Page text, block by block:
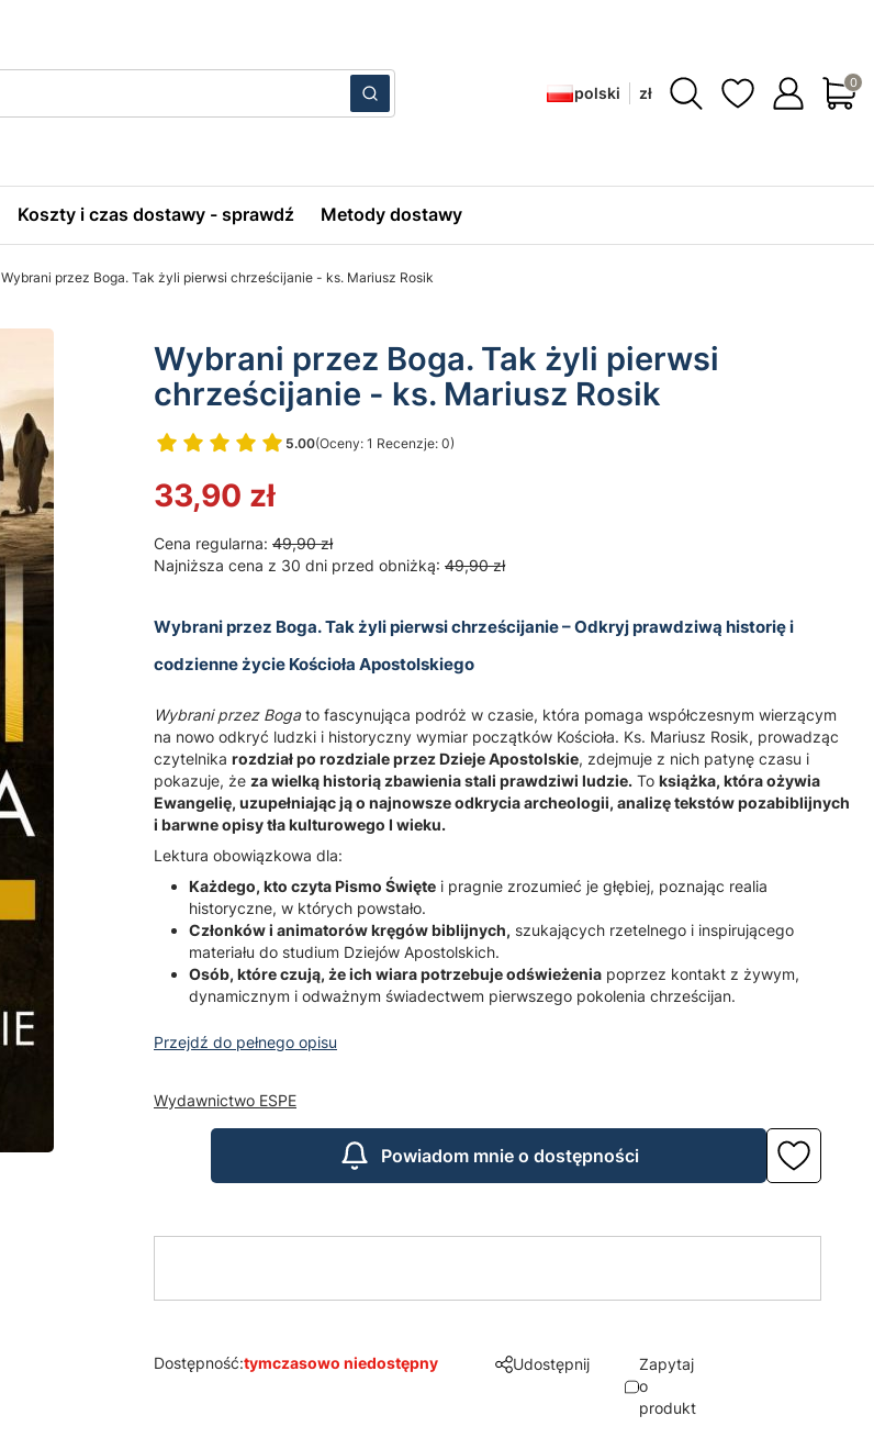
WyczyśćSzukaj polski zł
Koszty i czas dostawy - sprawdź Metody dostawy
Wybrani przez Boga. Tak żyli pierwsi chrześcijanie - ks. Mariusz Rosik
Wybrani przez Boga. Tak żyli pierwsi
chrześcijanie - ks. Mariusz Rosik
5.00(Oceny: 1 Recenzje: 0)
Przejdź do sekcji Opinie
33,90 zł
Cena regularna: 49,90 zł
Najniższa cena z 30 dni przed obniżką: 49,90 zł
Wybrani przez Boga. Tak żyli pierwsi chrześcijanie – Odkryj prawdziwą historię i
codzienne życie Kościoła Apostolskiego
Wybrani przez Bogato fascynująca podróż w czasie, która pomaga współczesnym wierzącym
na nowo odkryć ludzki i historyczny wymiar początków Kościoła. Ks. Mariusz Rosik, prowadząc
czytelnika rozdział po rozdziale przez Dzieje Apostolskie, zdejmuje z nich patynę czasu i
pokazuje, że za wielką historią zbawienia stali prawdziwi ludzie. To książka, która ożywia
Ewangelię, uzupełniając ją o najnowsze odkrycia archeologii, analizę tekstów pozabiblijnych
i barwne opisy tła kulturowego I wieku.
Lektura obowiązkowa dla:
Każdego, kto czyta Pismo Święte i pragnie zrozumieć je głębiej, poznając realia
historyczne, w których powstało.
Członków i animatorów kręgów biblijnych, szukających rzetelnego i inspirującego
materiału do studium Dziejów Apostolskich.
Osób, które czują, że ich wiara potrzebuje odświeżenia poprzez kontakt z żywym,
dynamicznym i odważnym świadectwem pierwszego pokolenia chrześcijan.
Przejdź do pełnego opisu
Wydawnictwo ESPE
Powiadom mnie o dostępności
Dostępność:tymczasowo niedostępny Udostępnij
Zapytaj
o
produkt